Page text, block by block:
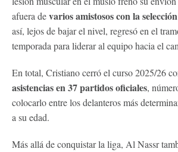
afuera devarios amistosos con la
así, lejos de bajar el nivel, regresó en el
temporada para liderar al equipo hacia el
En total, Cristiano cerró el curso 2025/26
asistencias en 37 partidos oficiales,
colocarlo entre los delanteros más
a su edad.
Más allá de conquistar la liga, Al Nassr